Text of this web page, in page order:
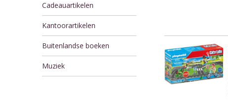
Cadeauartikelen
Kantoorartikelen
Buitenlandse boeken
Muziek